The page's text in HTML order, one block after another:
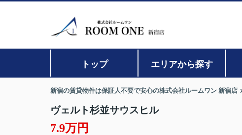
トップ エリアから探す
新宿の賃貸物件は保証人不要で安心の株式会社ルームワン 新宿店
ヴェルト杉並サウスヒル
7.9万円